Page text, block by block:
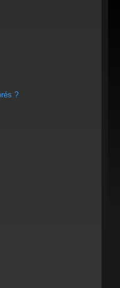
?